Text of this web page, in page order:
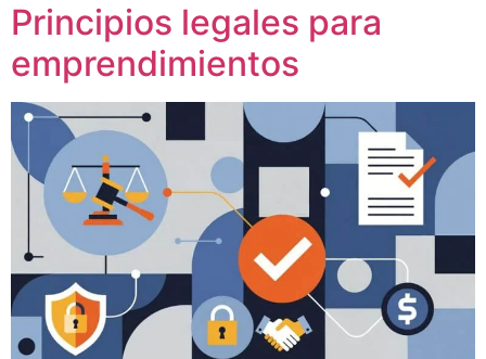
Principios legales para
emprendimientos